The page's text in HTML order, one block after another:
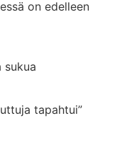
on edelleen
sukua
tapahtui”